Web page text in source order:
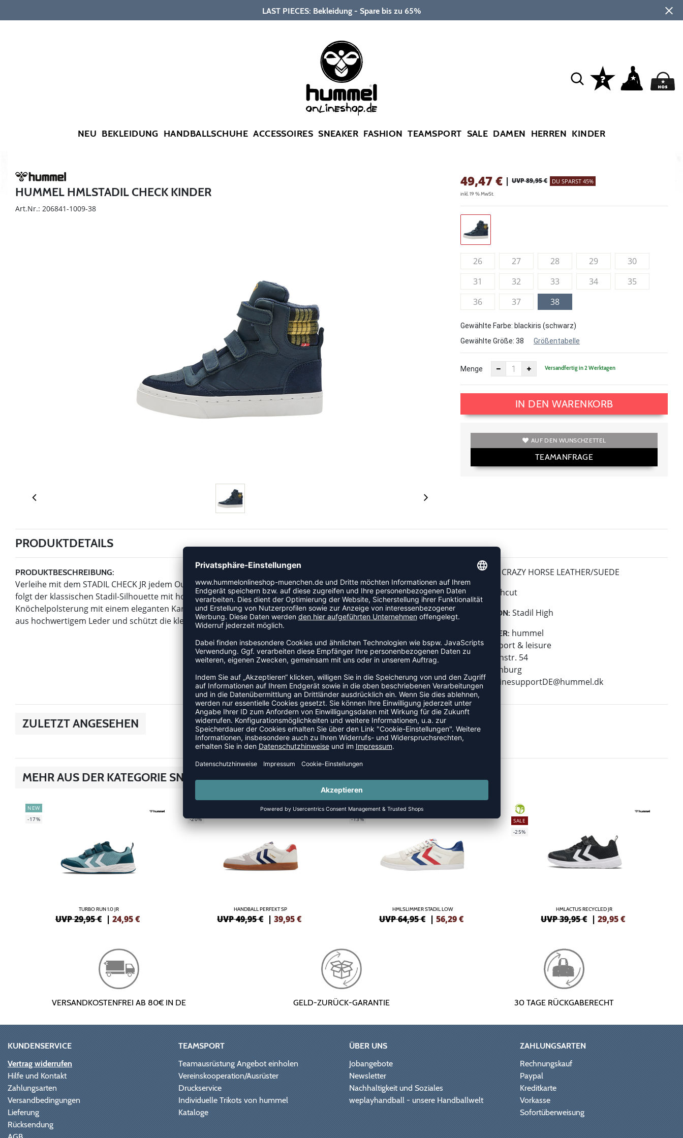
LAST PIECES: Bekleidung - Spare bis zu 65%
NEU BEKLEIDUNG HANDBALLSCHUHE ACCESSOIRES SNEAKER FASHION TEAMSPORT SALE DAMEN HERREN KINDER
HUMMEL HMLSTADIL CHECK KINDER
Art.Nr.: 206841-1009-38
49,47€ | UVP 89,95 € DU SPARST 45%
inkl. 19 % MwSt.
26 27 28 29
30
31
32 33 34
35
36
37 38
Gewählte Farbe: blackiris (schwarz)
Gewählte Größe: 38 Größentabelle
Menge Versandfertig in 2 Werktagen
IN DEN WARENKORB
AUF DEN WUNSCHZETTEL
TEAMANFRAGE
PRODUKTDETAILS
PRODUKTBESCHREIBUNG:
Verleihe mit dem STADIL CHECK JR jedem Outfit ein dezentes, farbenfrohes Muster. Dieser hummel® Sneaker
folgt der klassischen Stadil-Silhouette mit hohem Schaft und Polsterung am Knöchel. Bei diesem Modell ist die
Knöchelpolsterung mit einem eleganten Karomuster ausgestattet. Das Obermaterial dieses Sneakers besteht
aus hochwertigem Leder und schützt die kleinen Füße vor den saisonalen Elementen!
MATERIAL: CRAZY HORSE LEATHER/SUEDE
HÖHE: Highcut
KOLLEKTION: Stadil High
HERSTELLER: hummel
hummel sport & leisure
Leverkusenstr. 54
22761 Hamburg
E-Mail:
onlinesupportDE@hummel.dk
ZULETZT ANGESEHEN
MEHR AUS DER KATEGORIE SNEAKER
NEW
-17%
TURBO RUN 1.0 JR
UVP 29,95 € | 24,95€
-20%
HANDBALL PERFEKT SP
UVP 49,95 € |39,95€
SALE
-13%
HMLSLIMMER STADIL LOW
UVP 64,95 € | 56,29€
GREEN
SALE
-25%
HMLACTUS RECYCLED JR
UVP 39,95 € |29,95€
VERSANDKOSTENFREI AB 80€ IN DE GELD-ZURÜCK-GARANTIE 30 TAGE RÜCKGABERECHT
KUNDENSERVICE
Vertrag widerrufen
Hilfe und Kontakt
Zahlungsarten
Versandbedingungen
Lieferung
Rücksendung
TEAMSPORT
Teamausrüstung Angebot einholen
Vereinskooperation/Ausrüster
Druckservice
Individuelle Trikots von hummel
Kataloge
ÜBER UNS
Jobangebote
Newsletter
Nachhaltigkeit und Soziales
weplayhandball - unsere Handballwelt
ZAHLUNGSARTEN
Rechnungskauf
Paypal
Kreditkarte
Vorkasse
Sofortüberweisung